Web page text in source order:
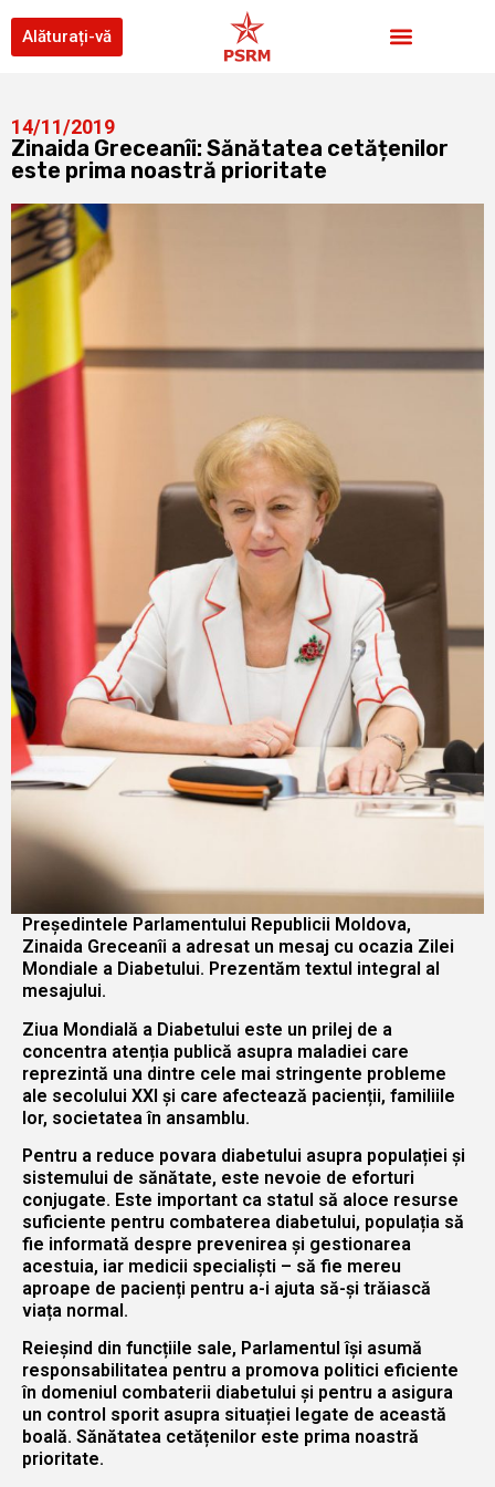
Alăturați-vă
14/11/2019
Zinaida Greceanîi: Sănătatea cetățenilor
este prima noastră prioritate
Președintele Parlamentului Republicii Moldova,
Zinaida Greceanîi a adresat un mesaj cu ocazia Zilei
Mondiale a Diabetului. Prezentăm textul integral al
mesajului.
Ziua Mondială a Diabetului este un prilej de a
concentra atenția publică asupra maladiei care
reprezintă una dintre cele mai stringente probleme
ale secolului XXI și care afectează pacienții, familiile
lor, societatea în ansamblu.
Pentru a reduce povara diabetului asupra populației și
sistemului de sănătate, este nevoie de eforturi
conjugate. Este important ca statul să aloce resurse
suficiente pentru combaterea diabetului, populația să
fie informată despre prevenirea şi gestionarea
acestuia, iar medicii specialiști – să fie mereu
aproape de pacienți pentru a-i ajuta să-și trăiască
viața normal.
Reieșind din funcțiile sale, Parlamentul își asumă
responsabilitatea pentru a promova politici eficiente
în domeniul combaterii diabetului și pentru a asigura
un control sporit asupra situației legate de această
boală. Sănătatea cetățenilor este prima noastră
prioritate.